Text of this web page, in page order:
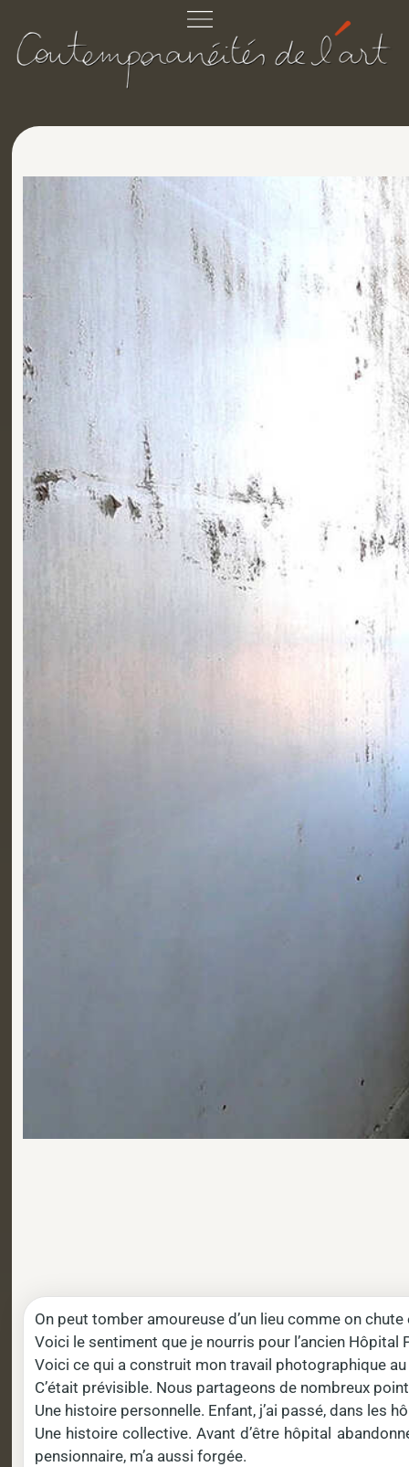
On peut tomber amoureuse d’un lieu comme on chute
Voici le sentiment que je nourris pour l’ancien Hôpital
Voici ce qui a construit mon travail photographique
C’était prévisible. Nous partageons de nombreux
Une histoire personnelle. Enfant, j’ai passé, dans les
Une histoire collective. Avant d’être hôpital
pensionnaire, m’a aussi forgée.